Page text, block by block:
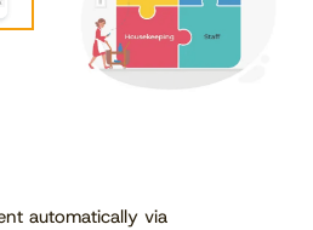
automatically via